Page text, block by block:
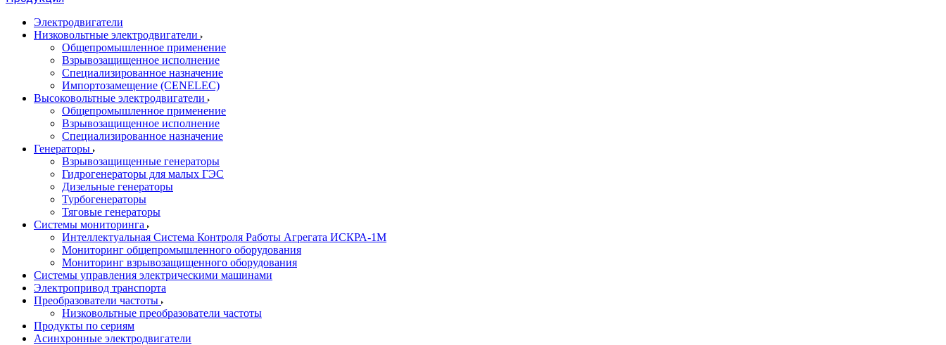
Электродвигатели
Низковольтные электродвигатели
Общепромышленное применение
Взрывозащищенное исполнение
Специализированное назначение
Импортозамещение (CENELEC)
Высоковольтные электродвигатели
Общепромышленное применение
Взрывозащищенное исполнение
Специализированное назначение
Генераторы
Взрывозащищенные генераторы
Гидрогенераторы для малых ГЭС
Дизельные генераторы
Турбогенераторы
Тяговые генераторы
Системы мониторинга
Интеллектуальная Система Контроля Работы Агрегата ИСКРА-1М
Мониторинг общепромышленного оборудования
Мониторинг взрывозащищенного оборудования
Системы управления электрическими машинами
Электропривод транспорта
Преобразователи частоты
Низковольтные преобразователи частоты
Продукты по сериям
Асинхронные электродвигатели